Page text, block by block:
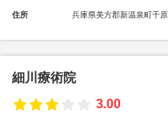
住所 兵庫県美方郡新温泉町千
細川療術院
3.00